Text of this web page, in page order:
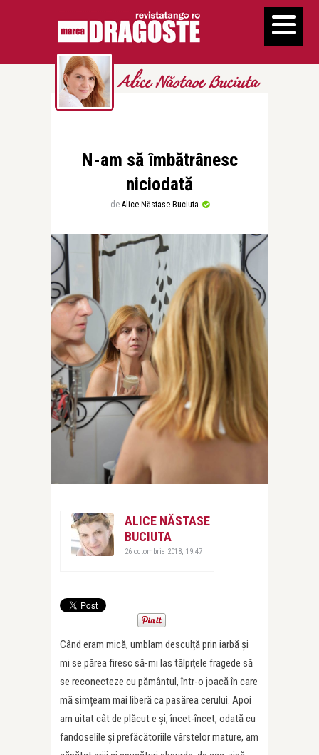
Alice Năstase Buciuta
N-am să îmbătrânesc
niciodată
de Alice Năstase Buciuta
ALICE NĂSTASE
BUCIUTA
26 octombrie 2018, 19:47
Când eram mică, umblam desculță prin iarbă și
mi se părea firesc să-mi las tălpițele fragede să
se reconecteze cu pământul, într-o joacă în care
mă simțeam mai liberă ca pasărea cerului. Apoi
am uitat cât de plăcut e și, încet-încet, odată cu
fandoselile și prefăcătoriile vârstelor mature, am